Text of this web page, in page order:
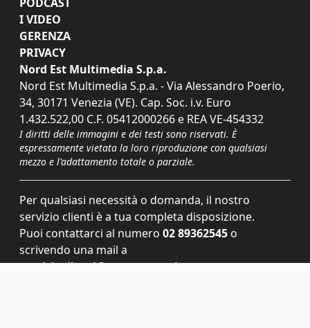
I VIDEO
GERENZA
PRIVACY
Nord Est Multimedia S.p.a.
Nord Est Multimedia S.p.a. - Via Alessandro Poerio,
34, 30171 Venezia (VE). Cap. Soc. i.v. Euro
1.432.522,00 C.F. 05412000266 e REA VE-454332
I diritti delle immagini e dei testi sono riservati. È
espressamente vietata la loro riproduzione con qualsiasi
mezzo e l'adattamento totale o parziale.
Per qualsiasi necessità o domanda, il nostro
servizio clienti è a tua completa disposizione.
Puoi contattarci al numero 02 89362545 o
scrivendo una mail a
servizioclienti@grupponem.it.